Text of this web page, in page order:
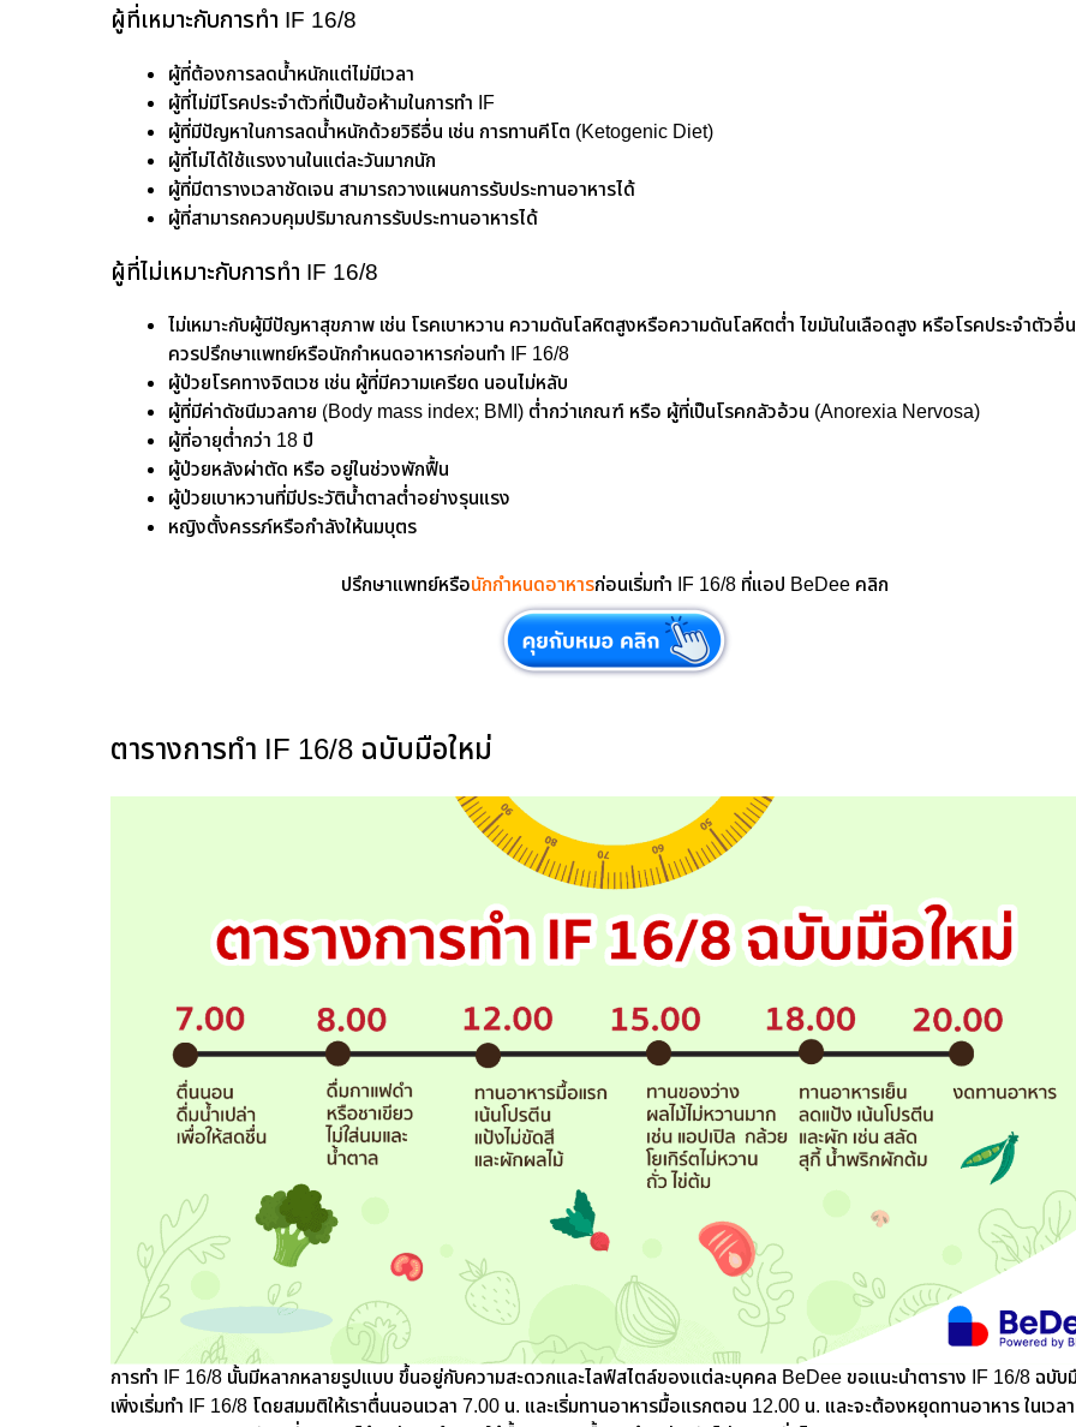
ผู้ที่เหมาะกับการทำ IF 16/8
ผู้ที่ต้องการลดน้ำหนักแต่ไม่มีเวลา
ผู้ที่ไม่มีโรคประจำตัวที่เป็นข้อห้ามในการทำ IF
ผู้ที่มีปัญหาในการลดน้ำหนักด้วยวิธีอื่น เช่น การทานคีโต (Ketogenic Diet)
ผู้ที่ไม่ได้ใช้แรงงานในแต่ละวันมากนัก
ผู้ที่มีตารางเวลาชัดเจน สามารถวางแผนการรับประทานอาหารได้
ผู้ที่สามารถควบคุมปริมาณการรับประทานอาหารได้
ผู้ที่ไม่เหมาะกับการทำ IF 16/8
ไม่เหมาะกับผู้มีปัญหาสุขภาพ เช่น โรคเบาหวาน ความดันโลหิตสูงหรือความดันโลหิตต่ำ ไขมันในเลือดสูง หรือโรคประจำตัวอื่
ควรปรึกษาแพทย์หรือนักกำหนดอาหารก่อนทำ IF 16/8
ผู้ป่วยโรคทางจิตเวช เช่น ผู้ที่มีความเครียด นอนไม่หลับ
ผู้ที่มีค่าดัชนีมวลกาย (ฺBody mass index; BMI) ต่ำกว่าเกณฑ์ หรือ ผู้ที่เป็นโรคกลัวอ้วน (Anorexia Nervosa)
ผู้ที่อายุต่ำกว่า 18 ปี
ผู้ป่วยหลังผ่าตัด หรือ อยู่ในช่วงพักฟื้น
ผู้ป่วยเบาหวานที่มีประวัติน้ำตาลต่ำอย่างรุนแรง
หญิงตั้งครรภ์หรือกำลังให้นมบุตร
ปรึกษาแพทย์หรือนักกำหนดอาหารก่อนเริ่มทำ IF 16/8 ที่แอป BeDee คลิก
ตารางการทำ IF 16/8 ฉบับมือใหม่
การทำ IF 16/8 นั้นมีหลากหลายรูปแบบ ขึ้นอยู่กับความสะดวกและไลฟ์สไตล์ของแต่ละบุคคล BeDee ขอแนะนำตาราง IF 16/8 ฉบับ
เพิ่งเริ่มทำ IF 16/8 โดยสมมติให้เราตื่นนอนเวลา 7.00 น. และเริ่มทานอาหารมื้อแรกตอน 12.00 น. และจะต้องหยุดทานอาหาร ในเวลา